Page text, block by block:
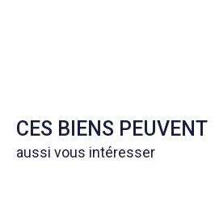
CES BIENS PEUVENT
aussi vous intéresser